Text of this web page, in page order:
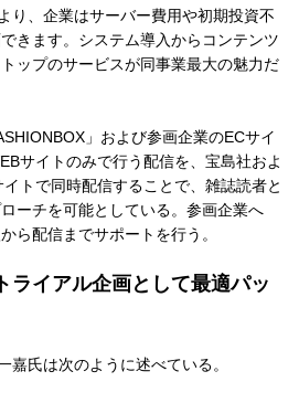
り、企業はサーバー費用や初期投資不
きます。システム導入からコンテンツ
ップのサービスが同事業最大の魅力だ
」および参画企業のECサイ
サイトのみで行う配信を、宝島社およ
トで同時配信することで、雑誌読者と
ーチを可能としている。参画企業へ
ら配信までサポートを行う。
ライアル企画として最適パッ
嘉氏は次のように述べている。